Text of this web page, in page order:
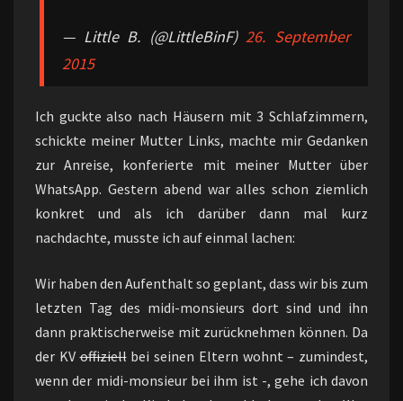
— Little B. (@LittleBinF)26. September
2015
Ich guckte also nach Häusern mit 3 Schlafzimmern,
schickte meiner Mutter Links, machte mir Gedanken
zur Anreise, konferierte mit meiner Mutter über
WhatsApp. Gestern abend war alles schon ziemlich
konkret und als ich darüber dann mal kurz
nachdachte, musste ich auf einmal lachen:
Wir haben den Aufenthalt so geplant, dass wir bis zum
letzten Tag des midi-monsieurs dort sind und ihn
dann praktischerweise mit zurücknehmen können. Da
der KVoffiziellbei seinen Eltern wohnt – zumindest,
wenn der midi-monsieur bei ihm ist -, gehe ich davon